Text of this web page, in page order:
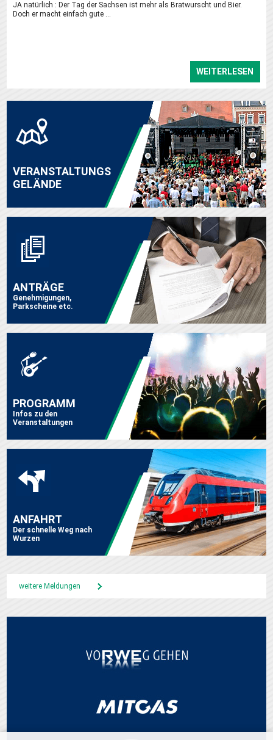
JA natürlich : Der Tag der Sachsen ist mehr als Bratwurscht und Bier.
Doch er macht einfach gute ...
WEITERLESEN
VERANSTALTUNGS
GELÄNDE
ANTRÄGE
Genehmigungen,
Parkscheine etc.
PROGRAMM
Infos zu den
Veranstaltungen
ANFAHRT
Der schnelle Weg nach
Wurzen
weitere Meldungen